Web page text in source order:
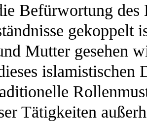
Befürwortung
gekoppelt
Mutter gesehen
Tätigkeiten